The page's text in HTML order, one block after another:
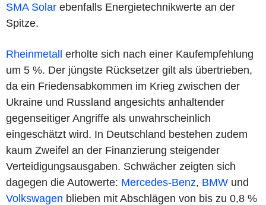
SMA Solar ebenfalls Energietechnikwerte an der
Spitze.
Rheinmetall erholte sich nach einer Kaufempfehlung
um 5 %. Der jüngste Rücksetzer gilt als übertrieben,
da ein Friedensabkommen im Krieg zwischen der
Ukraine und Russland angesichts anhaltender
gegenseitiger Angriffe als unwahrscheinlich
eingeschätzt wird. In Deutschland bestehen zudem
kaum Zweifel an der Finanzierung steigender
Verteidigungsausgaben. Schwächer zeigten sich
dagegen die Autowerte: Mercedes-Benz, BMW und
Volkswagen blieben mit Abschlägen von bis zu 0,8 %